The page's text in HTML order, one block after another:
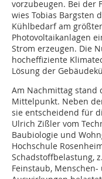
vorzubeugen. Bei der
wies Tobias Bargsten
Kühlbedarf am
Photovoltaikanlagen
Strom erzeugen. Die
hocheffiziente
Lösung der
Am Nachmittag
Mittelpunkt. Neben
sie entscheidend für
Ulrich Zißler vom
Baubiologie und
Hochschule
Schadstoffbelastung,
Feinstaub,